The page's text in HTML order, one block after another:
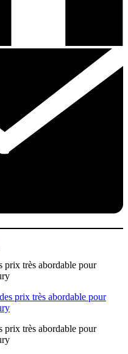
prix très abordable pour
prix très abordable pour